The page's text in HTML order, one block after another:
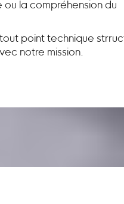
ou la compréhension du
point technique
notre mission.